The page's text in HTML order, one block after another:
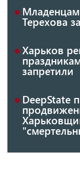
Терехова
Харьков
запретили
DeepState